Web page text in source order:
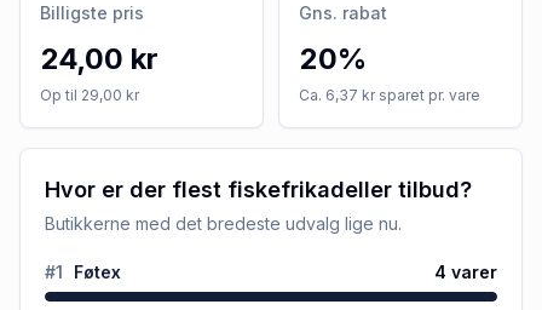
Billigste pris
24,00 kr
Op til 29,00 kr
Gns. rabat
20%
Ca. 6,37 kr sparet pr. vare
Hvor er der flest fiskefrikadeller tilbud?
Butikkerne med det bredeste udvalg lige nu.
#1 Føtex 4 varer